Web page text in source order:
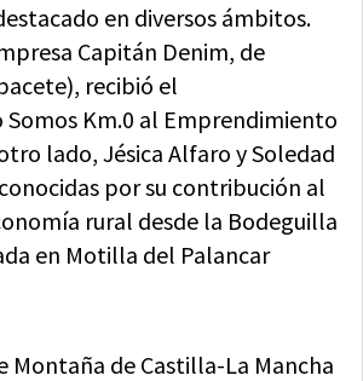
en diversos ámbitos.
Capitán Denim, de
recibió el
Km.0 al Emprendimiento
lado, Jésica Alfaro y Soledad
por su contribución al
rural desde la Bodeguilla
en Motilla del Palancar
Montaña de Castilla-La Mancha